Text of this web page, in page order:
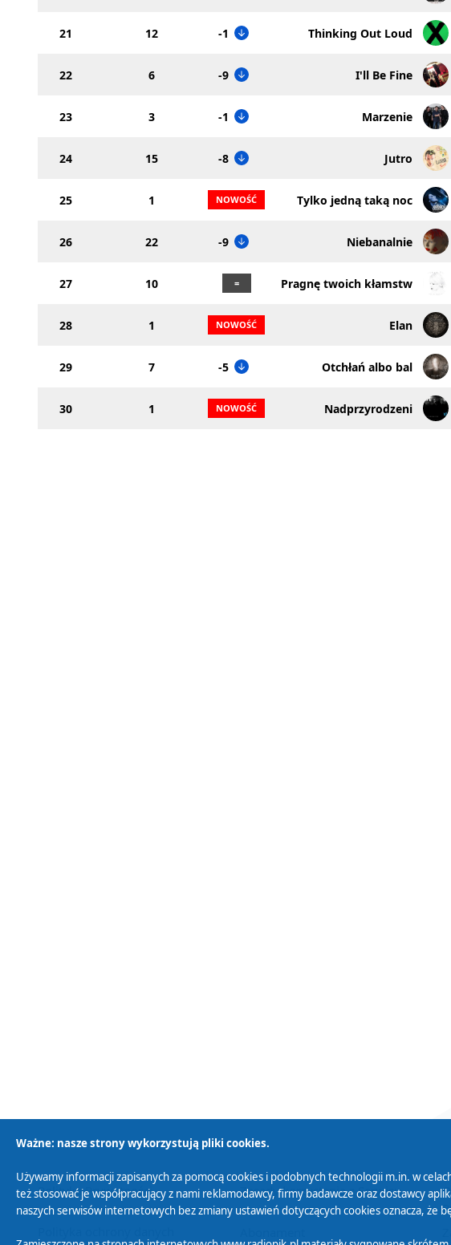
21 12 -1 Thinking Out Loud
22 6 -9 I'll Be Fine
23 3 -1 Marzenie
24 15 -8 Jutro
25 1 Tylko jedną taką noc
26 22 -9 Niebanalnie
27 10 Pragnę twoich kłamstw
28 1 Elan
29 7 -5 Otchłań albo bal
30 1 Nadprzyrodzeni
Polityka Prywatności Zasady korzystania z Serwisu
Ważne: nasze strony wykorzystują pliki cookies.
Używamy informacji zapisanych za pomocą cookies i podobnych technologii m.in. w
też stosować je współpracujący z nami reklamodawcy, firmy badawcze oraz dostawcy
naszych serwisów internetowych bez zmiany ustawień dotyczących cookies oznacza, że